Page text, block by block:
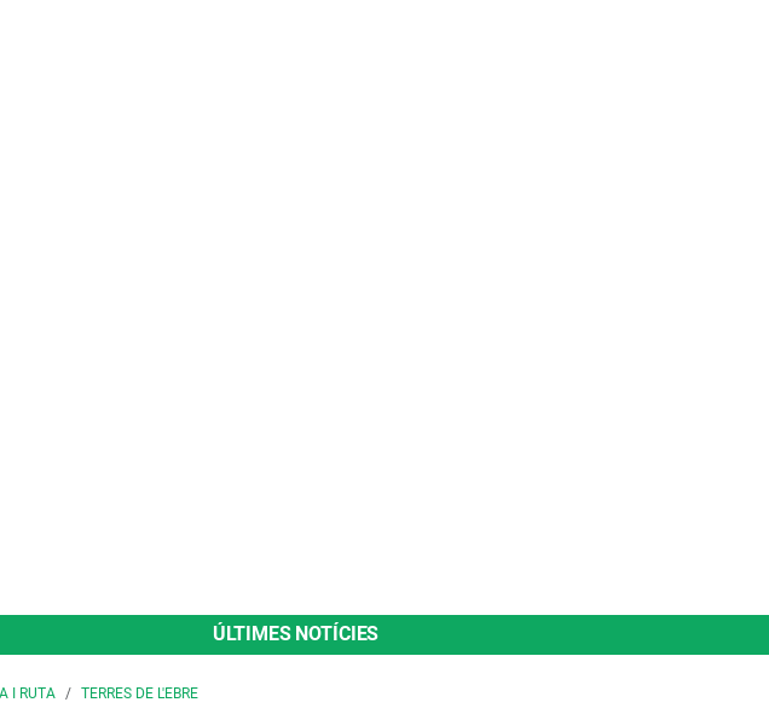
ÚLTIMES NOTÍCIES
I RUTA TERRES DE L'EBRE